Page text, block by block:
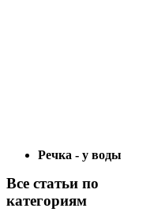
Речка - у воды
Все статьи по
категориям